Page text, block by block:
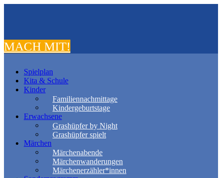
MACH MIT!
Spielplan
Kita & Schule
Kinder
Familiennachmittage
Kindergeburtstage
Erwachsene
Grashüpfer by Night
Grashüpfer spielt
Märchen
Märchenabende
Märchenwanderungen
Märchenerzähler*innen